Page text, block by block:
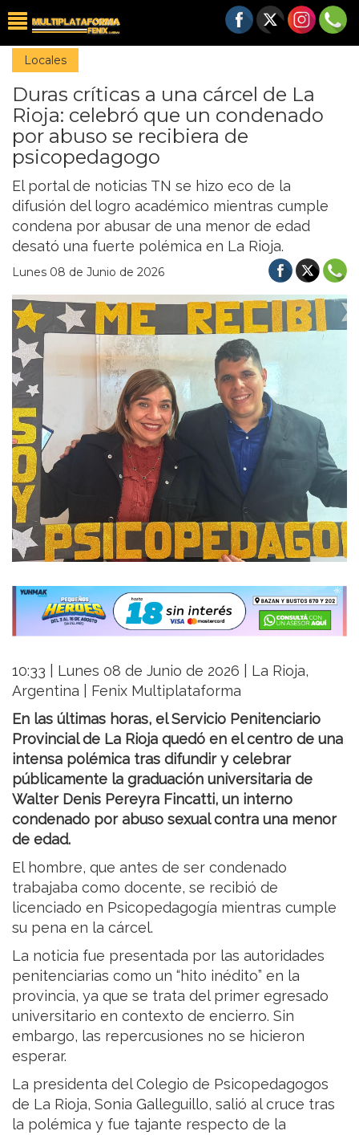
Locales
Duras críticas a una cárcel de La
Rioja: celebró que un condenado
por abuso se recibiera de
psicopedagogo
El portal de noticias TN se hizo eco de la
difusión del logro académico mientras cumple
condena por abusar de una menor de edad
desató una fuerte polémica en La Rioja.
Lunes 08 de Junio de 2026
10:33 | Lunes 08 de Junio de 2026 | La Rioja,
Argentina | Fenix Multiplataforma
En las últimas horas, el Servicio Penitenciario
Provincial de La Rioja quedó en el centro de una
intensa polémica tras difundir y celebrar
públicamente la graduación universitaria de
Walter Denis Pereyra Fincatti, un interno
condenado por abuso sexual contra una menor
de edad.
El hombre, que antes de ser condenado
trabajaba como docente, se recibió de
licenciado en Psicopedagogía mientras cumple
su pena en la cárcel.
La noticia fue presentada por las autoridades
penitenciarias como un “hito inédito” en la
provincia, ya que se trata del primer egresado
universitario en contexto de encierro. Sin
embargo, las repercusiones no se hicieron
esperar.
La presidenta del Colegio de Psicopedagogos
de La Rioja, Sonia Galleguillo, salió al cruce tras
la polémica y fue tajante respecto de la